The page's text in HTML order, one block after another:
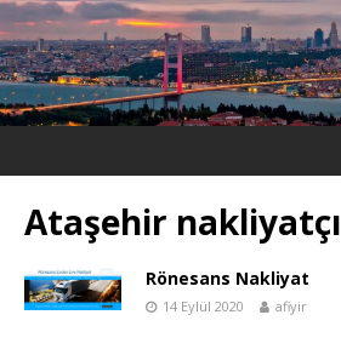
Ataşehir nakliyatçı
Rönesans Nakliyat
14 Eylül 2020 afiyir